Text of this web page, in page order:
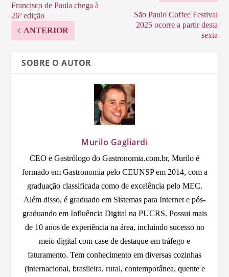
Francisco de Paula chega à
26ª edição
ANTERIOR
São Paulo Coffee Festival
2025 ocorre a partir desta
sexta
SOBRE O AUTOR
Murilo Gagliardi
CEO e Gastrólogo do Gastronomia.com.br, Murilo é
formado em Gastronomia pelo CEUNSP em 2014, com a
graduação classificada como de excelência pelo MEC.
Além disso, é graduado em Sistemas para Internet e pós-
graduando em Influência Digital na PUCRS. Possui mais
de 10 anos de experiência na área, incluindo sucesso no
meio digital com case de destaque em tráfego e
faturamento. Tem conhecimento em diversas cozinhas
(internacional, brasileira, rural, contemporânea, quente e